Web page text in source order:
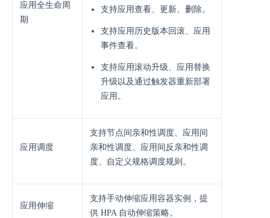
应用全生命周
期
⽀持应⽤查看、更新、删除。
支持应⽤历史版本回滚、应⽤
事件查看。
支持应⽤滚动升级、应⽤替换
升级以及通过触发器重新部署
应⽤。
应用调度
⽀持节点间亲和性调度、应⽤间
亲和性调度、应⽤间反亲和性调
度、⾃定义规格调度规则。
应用伸缩
⽀持⼿动伸缩应⽤容器实例，提
供 HPA ⾃动伸缩策略。